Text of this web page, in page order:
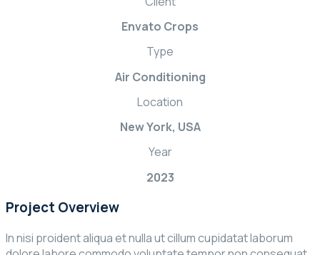
Envato Crops
Type
Air Conditioning
Location
New York, USA
Year
2023
Project Overview
In nisi proident aliqua et nulla ut cillum cupidatat laborum